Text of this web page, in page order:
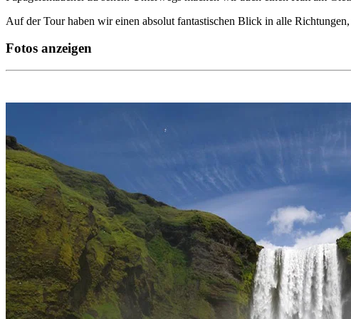
Auf der Tour haben wir einen absolut fantastischen Blick in alle
Fotos anzeigen